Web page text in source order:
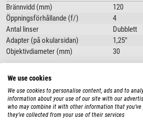
Brännvidd (mm)
120
Öppningsförhållande (f/)
4
Antal linser
Dubblett
Adapter (på okularsidan)
1,25"
Objektivdiameter (mm)
30
Tubringar
nej
Prismaskena
nej
We use cookies
We use cookies to personalise content, ads and to
information about your use of our site with our
who may combine it with other information that
they’ve collected from your use of their services